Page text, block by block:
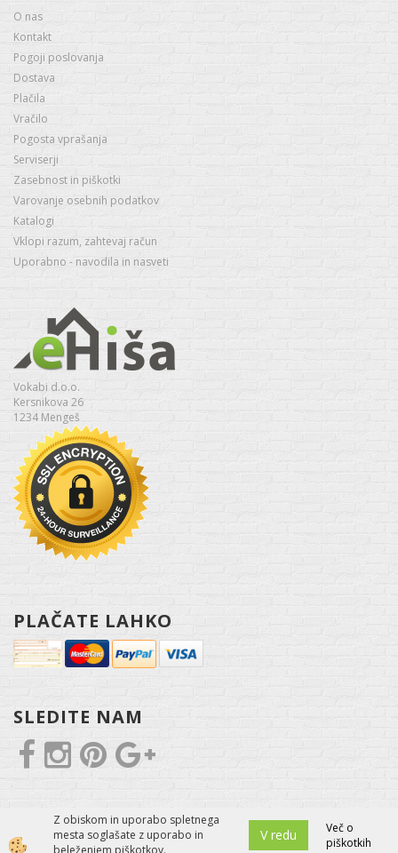
O nas
Kontakt
Pogoji poslovanja
Dostava
Plačila
Vračilo
Pogosta vprašanja
Serviserji
Zasebnost in piškotki
Varovanje osebnih podatkov
Katalogi
Vklopi razum, zahtevaj račun
Uporabno - navodila in nasveti
Vokabi d.o.o.
Kersnikova 26
1234 Mengeš
PLAČATE LAHKO
SLEDITE NAM
Izdelava spletne trgovine
Z obiskom in uporabo spletnega
mesta soglašate z uporabo in
beleženjem piškotkov.
V redu
Več o
piškotkih